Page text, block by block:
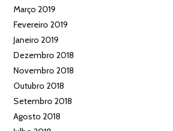
Março 2019
Fevereiro 2019
Janeiro 2019
Dezembro 2018
Novembro 2018
Outubro 2018
Setembro 2018
Agosto 2018